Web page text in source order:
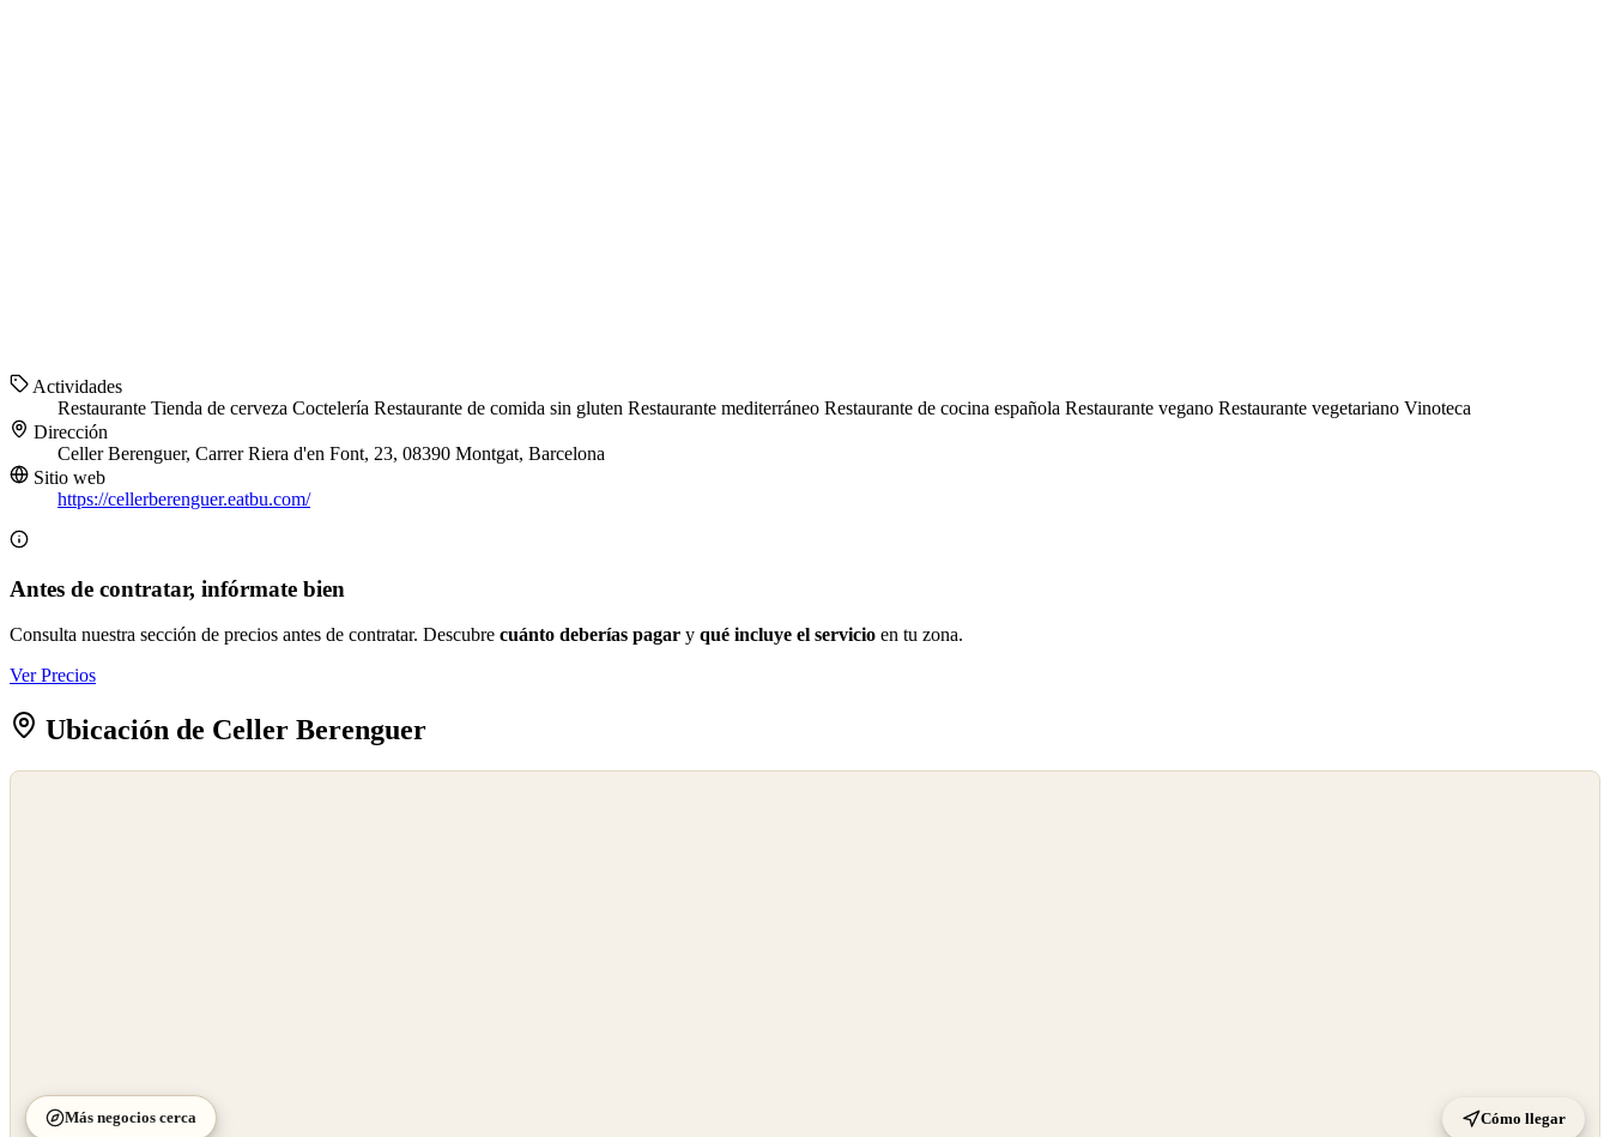
Actividades
Restaurante Tienda de cerveza Coctelería Restaurante de comida sin gluten Restaurante mediterráneo Restaurante de cocina española Restaurante vegano Restaurante vegetariano Vinoteca
Dirección
Celler Berenguer, Carrer Riera d'en Font, 23, 08390 Montgat, Barcelona
Sitio web
https://cellerberenguer.eatbu.com/
Antes de contratar, infórmate bien
Consulta nuestra sección de precios antes de contratar. Descubre cuánto deberías pagar y qué incluye el servicio en tu zona.
Ver Precios
Ubicación de Celler Berenguer
Más negocios cerca Cómo llegar